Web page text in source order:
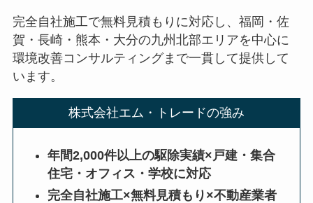
完全自社施工で無料見積もりに対応し、福岡・佐
賀・長崎・熊本・大分の九州北部エリアを中心に
環境改善コンサルティングまで一貫して提供して
います。
株式会社エム・トレードの強み
年間2,000件以上の駆除実績×戸建・集合
住宅・オフィス・学校に対応
完全自社施工×無料見積もり×不動産業者